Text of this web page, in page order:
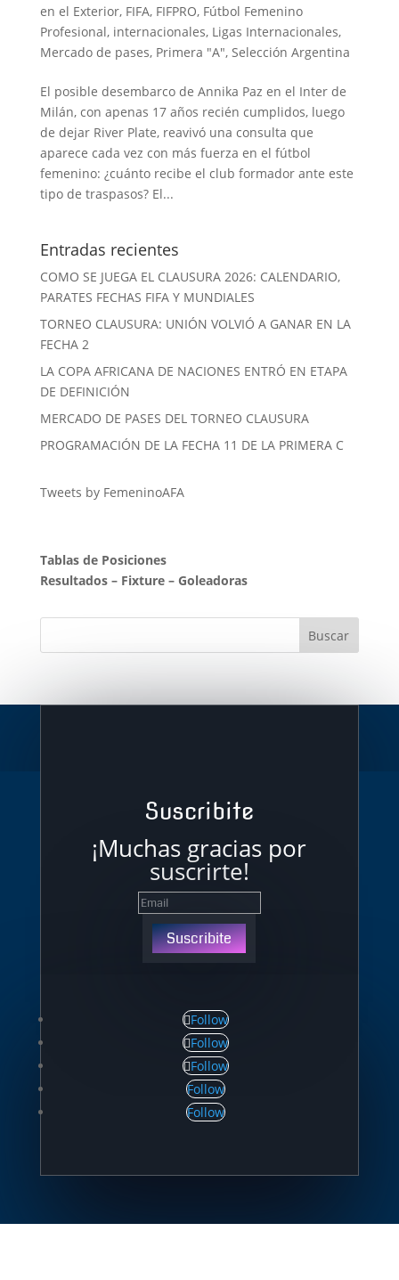
en el Exterior, FIFA, FIFPRO, Fútbol Femenino
Profesional, internacionales, Ligas Internacionales,
Mercado de pases, Primera "A", Selección Argentina
El posible desembarco de Annika Paz en el Inter de
Milán, con apenas 17 años recién cumplidos, luego
de dejar River Plate, reavivó una consulta que
aparece cada vez con más fuerza en el fútbol
femenino: ¿cuánto recibe el club formador ante este
tipo de traspasos? El...
Entradas recientes
COMO SE JUEGA EL CLAUSURA 2026: CALENDARIO,
PARATES FECHAS FIFA Y MUNDIALES
TORNEO CLAUSURA: UNIÓN VOLVIÓ A GANAR EN LA
FECHA 2
LA COPA AFRICANA DE NACIONES ENTRÓ EN ETAPA
DE DEFINICIÓN
MERCADO DE PASES DEL TORNEO CLAUSURA
PROGRAMACIÓN DE LA FECHA 11 DE LA PRIMERA C
Tweets by FemeninoAFA
Tablas de Posiciones
Resultados– Fixture– Goleadoras
Suscribite
¡Muchas gracias por
suscrirte!
Suscribite
Follow
Follow
Follow
Follow
Follow